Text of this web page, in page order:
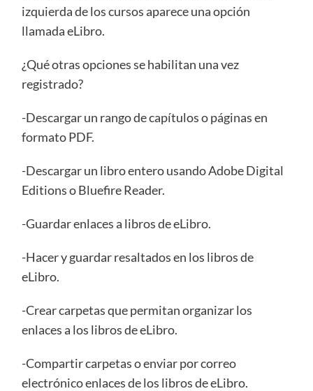
izquierda de los cursos aparece una opción
llamada eLibro.
¿Qué otras opciones se habilitan una vez
registrado?
-Descargar un rango de capítulos o páginas en
formato PDF.
-Descargar un libro entero usando Adobe Digital
Editions o Bluefire Reader.
-Guardar enlaces a libros de eLibro.
-Hacer y guardar resaltados en los libros de
eLibro.
-Crear carpetas que permitan organizar los
enlaces a los libros de eLibro.
-Compartir carpetas o enviar por correo
electrónico enlaces de los libros de eLibro.